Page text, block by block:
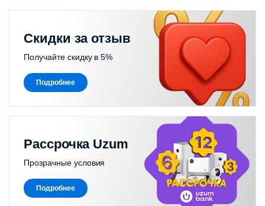
Скидки за отзыв
Получайте скидку в 5%
Подробнее
Рассрочка Uzum
Прозрачные условия
Подробнее